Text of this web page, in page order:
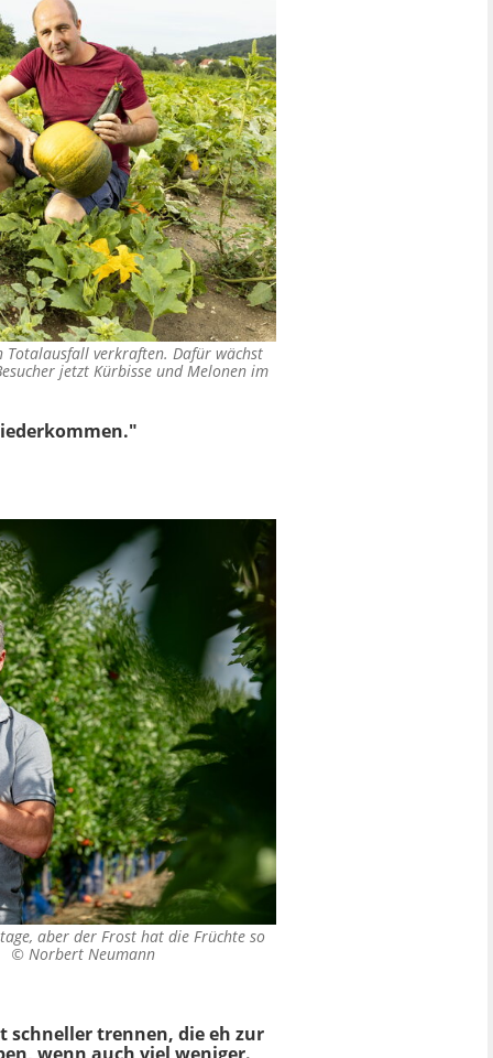
Totalausfall verkraften. Dafür wächst
jetzt Kürbisse und Melonen im
aber der Frost hat die Früchte so
© Norbert Neumann
schneller trennen, die eh zur